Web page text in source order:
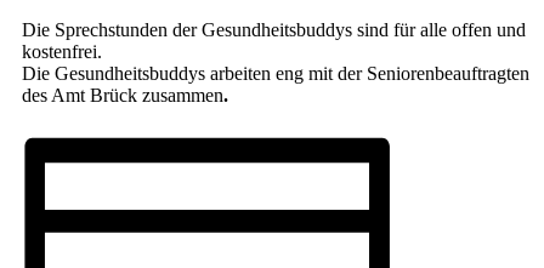
Die Sprechstunden der Gesundheitsbuddys sind für alle offen und
kostenfrei.
Die Gesundheitsbuddys arbeiten eng mit der Seniorenbeauftragten
des Amt Brück zusammen.